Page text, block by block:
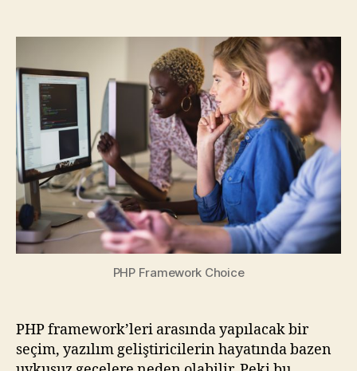
Tanrı
Yazılımcıyı
Seçimlerle
Sınar!
PHP Framework Choice
PHP framework’leri arasında yapılacak bir
seçim, yazılım geliştiricilerin hayatında bazen